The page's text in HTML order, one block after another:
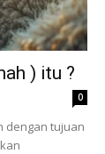
) itu ?
0
dengan tujuan